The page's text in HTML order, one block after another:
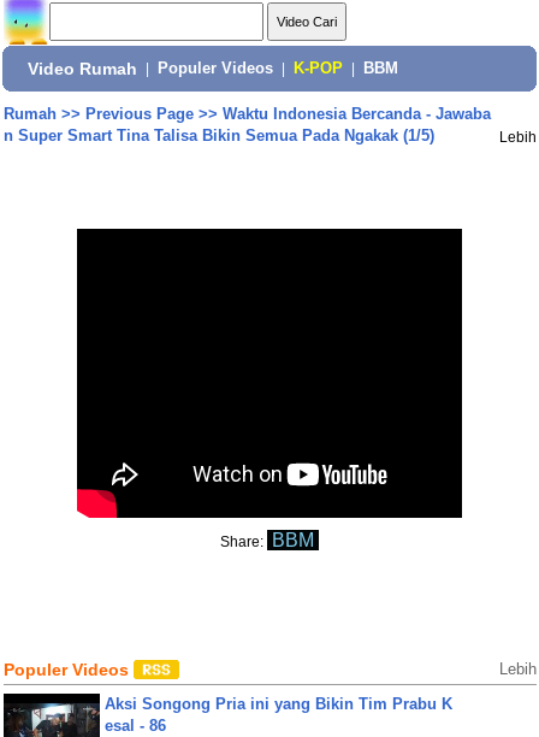
Video Rumah Populer Videos K-POP BBM
Rumah>> Previous Page>> Waktu Indonesia Bercanda - Jawaba
n Super Smart Tina Talisa Bikin Semua Pada Ngakak (1/5)
Lebih
Share: BBM
Populer Videos Lebih
Aksi Songong Pria ini yang Bikin Tim Prabu K
esal - 86